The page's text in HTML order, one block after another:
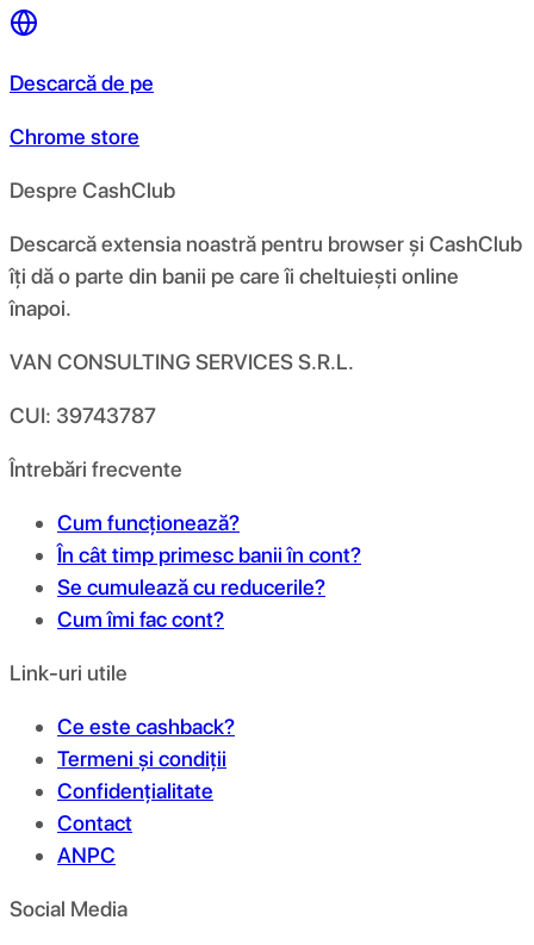
Descarcă de pe
Chrome store
Despre CashClub
Descarcă extensia noastră pentru browser și CashClub
îți dă o parte din banii pe care îi cheltuiești online
înapoi.
VAN CONSULTING SERVICES S.R.L.
CUI: 39743787
Întrebări frecvente
Cum funcționează?
În cât timp primesc banii în cont?
Se cumulează cu reducerile?
Cum îmi fac cont?
Link-uri utile
Ce este cashback?
Termeni și condiții
Confidențialitate
Contact
ANPC
Social Media